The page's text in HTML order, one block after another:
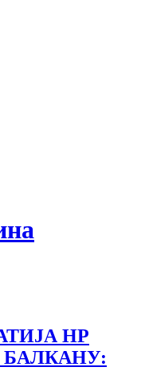
НР